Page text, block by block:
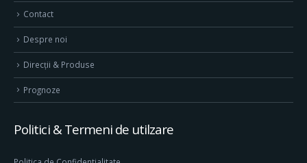
Contact
Despre noi
Direcţii & Produse
Prognoze
Politici & Termeni de utilzare